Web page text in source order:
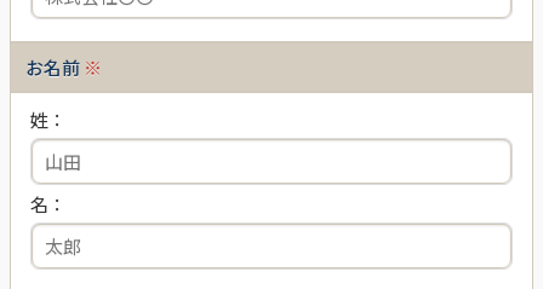
お名前 ※
姓：
名：